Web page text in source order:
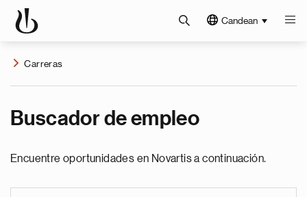
Candean
Carreras
Buscador de empleo
Encuentre oportunidades en Novartis a continuación.